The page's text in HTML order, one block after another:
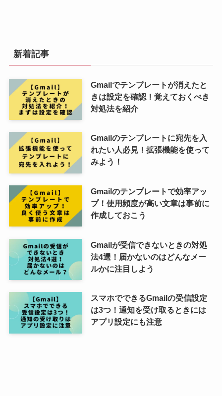
新着記事
Gmailでテンプレートが消えたと
きは設定を確認！覚えておくべき
対処法を紹介
Gmailのテンプレートに宛先を入
れたい人必見！拡張機能を使って
みよう！
Gmailのテンプレートで効率アッ
プ！使用頻度が高い文章は事前に
作成しておこう
Gmailが受信できないときの対処
法4選！届かないのはどんなメー
ルかに注目しよう
スマホでできるGmailの受信設定
は3つ！通知を受け取るときには
アプリ設定にも注意